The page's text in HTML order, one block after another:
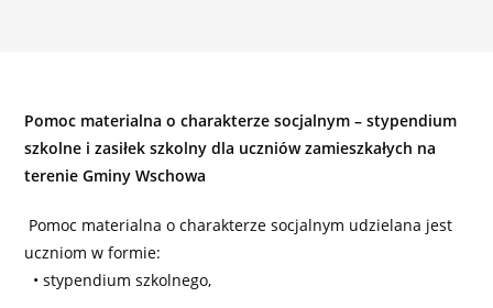
Pomoc materialna o charakterze socjalnym – stypendium
szkolne i zasiłek szkolny dla uczniów zamieszkałych na
terenie Gminy Wschowa
Pomoc materialna o charakterze socjalnym udzielana jest
uczniom w formie:
• stypendium szkolnego,